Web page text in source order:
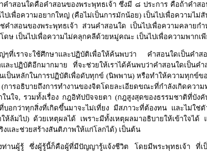
ำสอนใดคือคำสอนของพระพุทธเจ้า ซึ่งมี ๘ ประการ คือถ้าคำส
ไปเพื่อความอยากใหญ่ (คือไม่เป็นการมักน้อย) เป็นไปเพื่อความ
คำสอนของพระพุทธเจ้า ส่วนคำสอนใด เป็นไปเพื่อความคลายก
ดษ เป็นไปเพื่อความไม่คลุกคลีด้วยหมู่คณะ เป็นไปเพื่อความพากเ
ราจะใช้ศึกษาและปฏิบัติเพื่อให้ค้นพบว่า คำสอนใดเป็นคำส
ละปฏิบัติอีกมากมาย ที่จะช่วยให้เราได้ค้นพบว่าคำสอนใดเป็นค
เป็นหลักในการปฏิบัติเพื่อดับทุกข์ (นิพพาน) หรือทำให้ความทุกข์ข
รอธิบายถึงการทำงานของจิตโดยละเอียดขณะที่กำลังเกิดควา
ใจ, รวมทั้งเรื่อง กฎอิทัปปัจจยตา (กฎสูงสุดของธรรมชาติที่บังคั
กว่าทุกสิ่งที่เกิดขึ้นมาจะไม่เที่ยง มีสภาวะที่ต้องทน และไม่ใ
ห้ล้มไป) ด้วยเหตุผลได้ เพราะมีทั้งเหตุผลมาอธิบายให้เข้าใจไ
และช่วยสร้างสันติภาพให้แก่โลกได้) เป็นต้น
านผู้รู้ ซึ่งผู้รู้นี้ก็คือผู้ที่มีปัญญารู้แจ้งชีวิต โดยมีพระพุทธเจ้า ที่